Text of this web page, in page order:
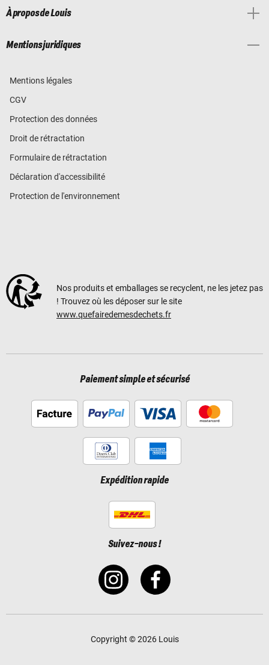
À propos de Louis
Mentions juridiques
Mentions légales
CGV
Protection des données
Droit de rétractation
Formulaire de rétractation
Déclaration d'accessibilité
Protection de l'environnement
Nos produits et emballages se recyclent, ne les jetez pas
! Trouvez où les déposer sur le site
www.quefairedemesdechets.fr
Paiement simple et sécurisé
Expédition rapide
Suivez-nous !
Copyright © 2026 Louis